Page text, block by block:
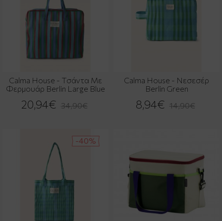
Calma House - Τσάντα Με
Φερμουάρ Berlin Large Blue
20,94€ 34,90€
Calma House - Νεσεσέρ
Berlin Green
8,94€ 14,90€
-40%